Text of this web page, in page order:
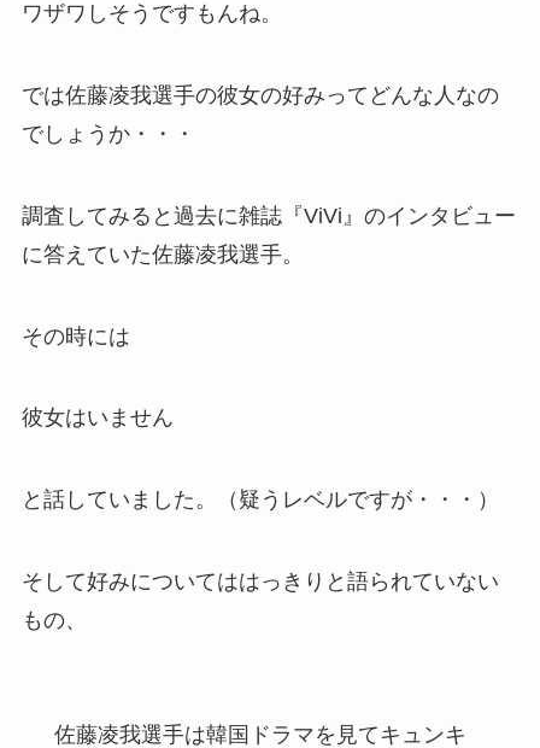
ワザワしそうですもんね。
では佐藤凌我選手の彼女の好みってどんな人なの
でしょうか・・・
調査してみると過去に雑誌『ViVi』のインタビュー
に答えていた佐藤凌我選手。
その時には
彼女はいません
と話していました。（疑うレベルですが・・・）
そして好みについてははっきりと語られていない
もの、
佐藤凌我選手は韓国ドラマを見てキュンキ